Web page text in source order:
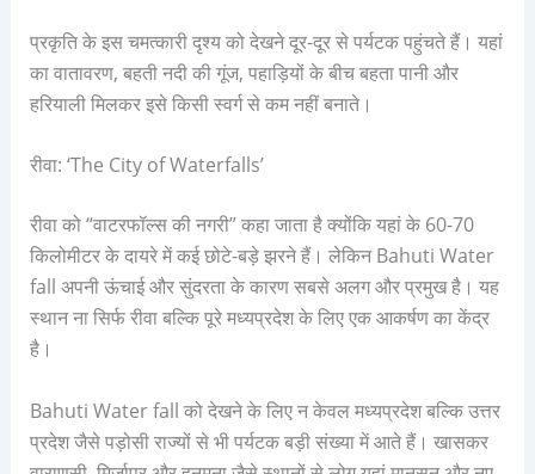
प्रकृति के इस चमत्कारी दृश्य को देखने दूर-दूर से पर्यटक पहुंचते हैं। यहां
का वातावरण, बहती नदी की गूंज, पहाड़ियों के बीच बहता पानी और
हरियाली मिलकर इसे किसी स्वर्ग से कम नहीं बनाते।
रीवा: ‘The City of Waterfalls’
रीवा को “वाटरफॉल्स की नगरी” कहा जाता है क्योंकि यहां के 60-70
किलोमीटर के दायरे में कई छोटे-बड़े झरने हैं। लेकिन Bahuti Water
fall अपनी ऊंचाई और सुंदरता के कारण सबसे अलग और प्रमुख है। यह
स्थान ना सिर्फ रीवा बल्कि पूरे मध्यप्रदेश के लिए एक आकर्षण का केंद्र
है।
Bahuti Water fall को देखने के लिए न केवल मध्यप्रदेश बल्कि उत्तर
प्रदेश जैसे पड़ोसी राज्यों से भी पर्यटक बड़ी संख्या में आते हैं। खासकर